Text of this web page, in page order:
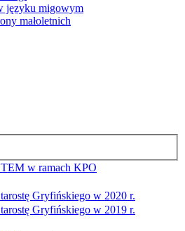
języku migowym
małoletnich
w ramach KPO
Gryfińskiego w 2020 r.
Gryfińskiego w 2019 r.